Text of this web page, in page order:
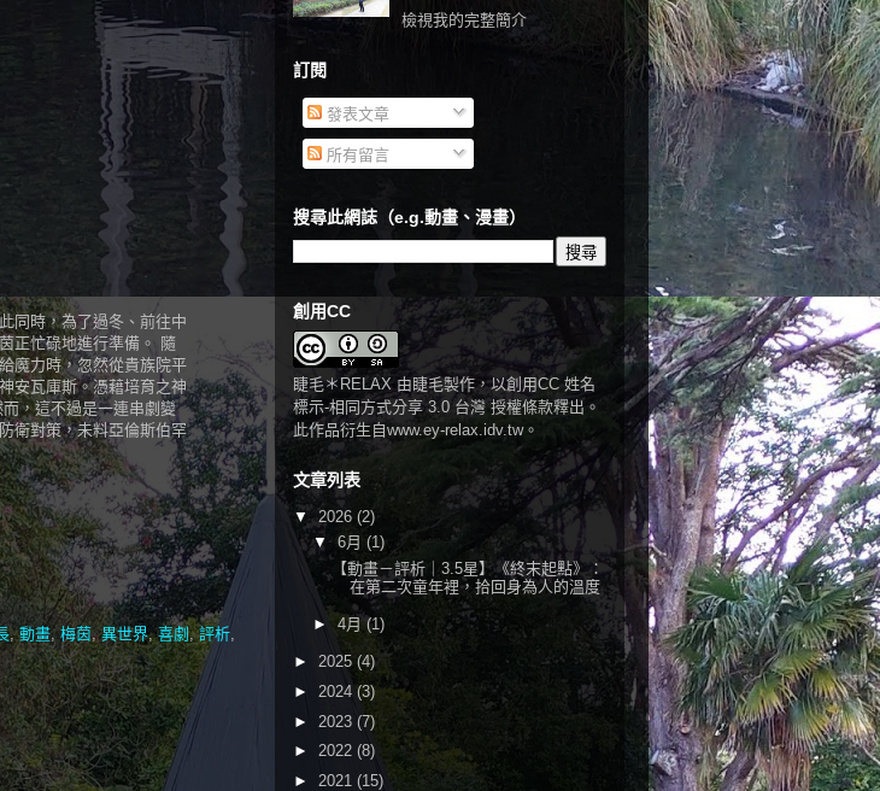
同時，為了過冬、前往中
正忙碌地進行準備。 隨
魔力時，忽然從貴族院平
安瓦庫斯。憑藉培育之神
，這不過是一連串劇變
衛對策，未料亞倫斯伯罕
,動畫,梅茵,異世界,喜劇,評析
檢視我的完整簡介
訂閱
發表文章
所有留言
搜尋此網誌（e.g.動畫、漫畫）
創用CC
睫毛＊RELAX 由睫毛製作，以創用CC 姓名
標示-相同方式分享 3.0 台灣 授權條款釋出。
此作品衍生自www.ey-relax.idv.tw。
文章列表
▼ 2026 (2)
▼ 6月 (1)
【動畫－評析｜3.5星】《終末起點》：
在第二次童年裡，拾回身為人的溫度
► 4月(1)
► 2025 (4)
► 2024 (3)
► 2023 (7)
► 2022 (8)
► 2021 (15)